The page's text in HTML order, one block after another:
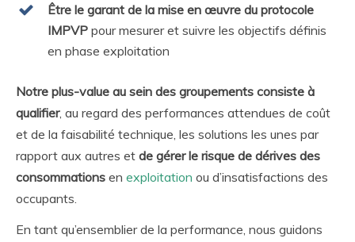
Être le garant de la mise en œuvre du protocole
IMPVP pour mesurer et suivre les objectifs définis
en phase exploitation
Notre plus-value au sein des groupements consiste à
qualifier, au regard des performances attendues de coût
et de la faisabilité technique, les solutions les unes par
rapport aux autres et de gérer le risque de dérives des
consommations en exploitation ou d’insatisfactions des
occupants.
En tant qu’ensemblier de la performance, nous guidons